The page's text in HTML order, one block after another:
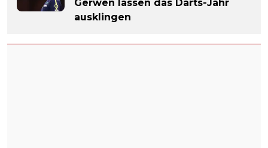
Gerwen lassen das Darts-Jahr
ausklingen